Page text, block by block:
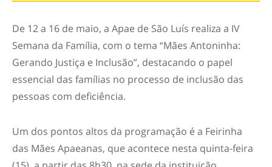
De 12 a 16 de maio, a Apae de São Luís realiza a IV
Semana da Família, com o tema “Mães Antoninha:
Gerando Justiça e Inclusão”, destacando o papel
essencial das famílias no processo de inclusão das
pessoas com deficiência.
Um dos pontos altos da programação é a Feirinha
das Mães Apaeanas, que acontece nesta quinta-feira